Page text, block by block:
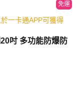
免運
一卡通APP可獲得
吋 多功能防爆防